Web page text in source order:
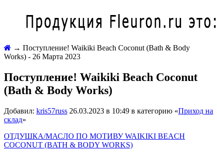
→ Поступление! Waikiki Beach Coconut (Bath & Body
Works) - 26 Марта 2023
Поступление! Waikiki Beach Coconut
(Bath & Body Works)
Добавил: kris57russ 26.03.2023 в 10:49 в категорию «Приход на
склад»
ОТДУШКА/МАСЛО ПО МОТИВУ WAIKIKI BEACH
COCONUT (BATH & BODY WORKS)